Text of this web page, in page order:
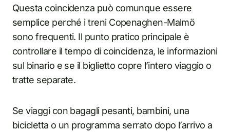
Questa coincidenza può comunque essere
semplice perché i treni Copenaghen-Malmö
sono frequenti. Il punto pratico principale è
controllare il tempo di coincidenza, le informazioni
sul binario e se il biglietto copre l’intero viaggio o
tratte separate.
Se viaggi con bagagli pesanti, bambini, una
bicicletta o un programma serrato dopo l’arrivo a